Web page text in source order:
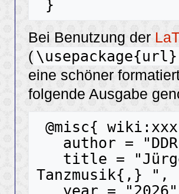
Bei Benutzung der
( \usepackage{url}
eine schöner
folgende Ausgabe
Tanzmusik{,} ",